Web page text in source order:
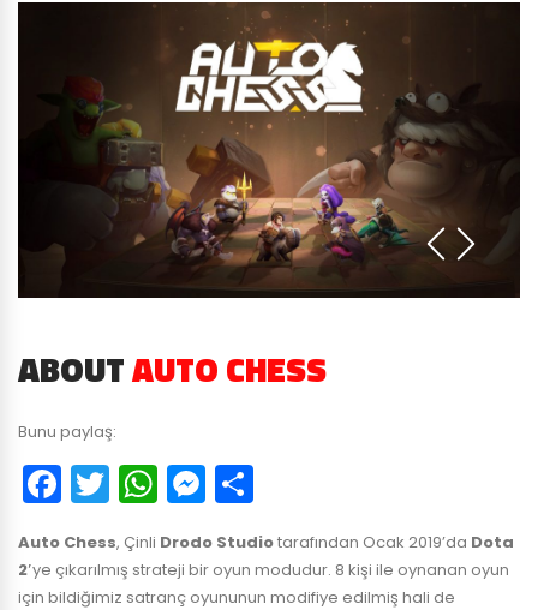
ABOUTAUTO CHESS
Bunu paylaş:
Facebook
Twitter
WhatsApp
Messenger
Auto Chess, Çinli Drodo Studiotarafından Ocak 2019’da Dota
2′ye çıkarılmış strateji bir oyun modudur. 8 kişi ile oynanan oyun
için bildiğimiz satranç oyununun modifiye edilmiş hali de